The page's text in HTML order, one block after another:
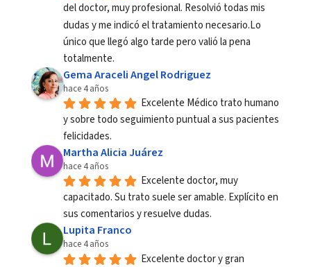
del doctor, muy profesional. Resolvió todas mis
dudas y me indicó el tratamiento necesario.Lo
único que llegó algo tarde pero valió la pena
totalmente.
Gema Araceli Angel Rodriguez
hace 4 años
Excelente Médico trato humano
y sobre todo seguimiento puntual a sus pacientes
felicidades.
Martha Alicia Juárez
hace 4 años
Excelente doctor, muy
capacitado. Su trato suele ser amable. Explícito en
sus comentarios y resuelve dudas.
Lupita Franco
hace 4 años
Excelente doctor y gran